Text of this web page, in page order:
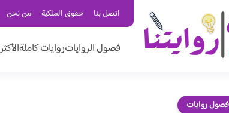
اتصل بنا حقوق الملكية من نحن
فصول الرواياتروايات كاملة
فصول روايات